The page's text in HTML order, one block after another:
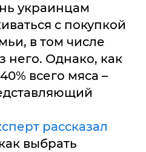
украинцам
с покупкой
в том числе
него. Однако, как
всего мяса –
рассказал
выбрать